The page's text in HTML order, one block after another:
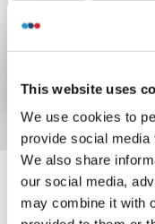
This website uses
We use cookies to
provide social
We also share
our social media,
may combine it with
Target
references